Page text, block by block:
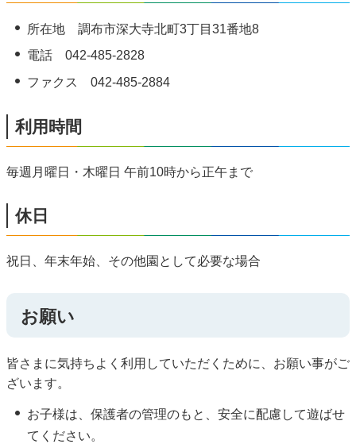
所在地 調布市深大寺北町3丁目31番地8
電話 042-485-2828
ファクス 042-485-2884
利用時間
毎週月曜日・木曜日 午前10時から正午まで
休日
祝日、年末年始、その他園として必要な場合
お願い
皆さまに気持ちよく利用していただくために、お願い事がご
ざいます。
お子様は、保護者の管理のもと、安全に配慮して遊ばせ
てください。